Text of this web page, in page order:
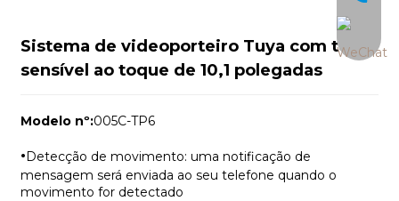
Sistema de videoporteiro Tuya com tela
sensível ao toque de 10,1 polegadas
Modelo nº:005C-TP6
·Detecção de movimento: uma notificação de
mensagem será enviada ao seu telefone quando o
movimento for detectado